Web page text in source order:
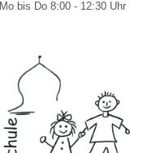
Mo bis Do 8:00 - 12:30 Uhr